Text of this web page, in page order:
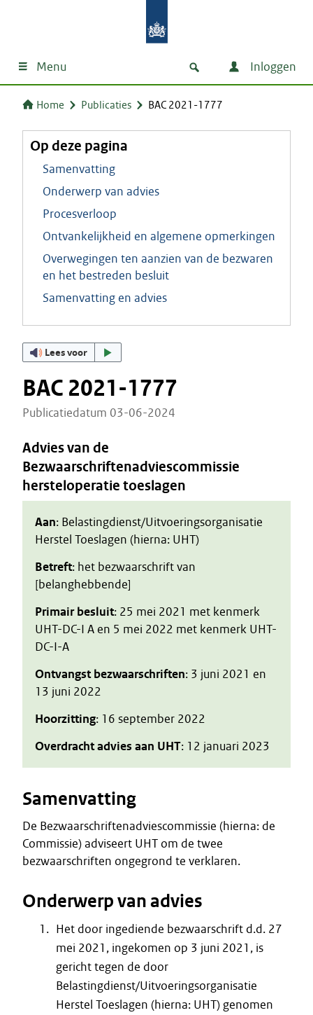
Menu Inloggen
Home Publicaties BAC 2021-1777
Op deze pagina
Samenvatting
Onderwerp van advies
Procesverloop
Ontvankelijkheid en algemene opmerkingen
Overwegingen ten aanzien van de bezwaren
en het bestreden besluit
Samenvatting en advies
Lees voor
BAC 2021-1777
Publicatiedatum 03-06-2024
Advies van de
Bezwaarschriftenadviescommissie
hersteloperatie toeslagen
Aan: Belastingdienst/Uitvoeringsorganisatie
Herstel Toeslagen (hierna: UHT)
Betreft: het bezwaarschrift van
[belanghebbende]
Primair besluit: 25 mei 2021 met kenmerk
UHT-DC-I A en 5 mei 2022 met kenmerk UHT-
DC-I-A
Ontvangst bezwaarschriften: 3 juni 2021 en
13 juni 2022
Hoorzitting: 16 september 2022
Overdracht advies aan UHT: 12 januari 2023
Samenvatting
De Bezwaarschriftenadviescommissie (hierna: de
Commissie) adviseert UHT om de twee
bezwaarschriften ongegrond te verklaren.
Onderwerp van advies
Het door ingediende bezwaarschrift d.d. 27
mei 2021, ingekomen op 3 juni 2021, is
gericht tegen de door
Belastingdienst/Uitvoeringsorganisatie
Herstel Toeslagen (hierna: UHT) genomen